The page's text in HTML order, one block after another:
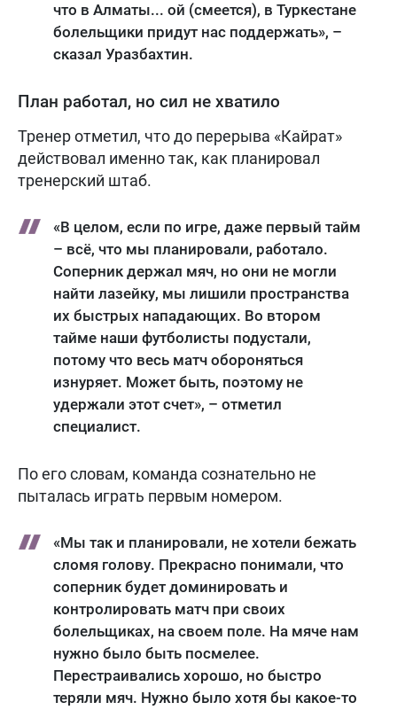
что в Алматы... ой (смеется), в Туркестане
болельщики придут нас поддержать», –
сказал Уразбахтин.
План работал, но сил не хватило
Тренер отметил, что до перерыва «Кайрат»
действовал именно так, как планировал
тренерский штаб.
«В целом, если по игре, даже первый тайм
– всё, что мы планировали, работало.
Соперник держал мяч, но они не могли
найти лазейку, мы лишили пространства
их быстрых нападающих. Во втором
тайме наши футболисты подустали,
потому что весь матч обороняться
изнуряет. Может быть, поэтому не
удержали этот счет», – отметил
специалист.
По его словам, команда сознательно не
пыталась играть первым номером.
«Мы так и планировали, не хотели бежать
сломя голову. Прекрасно понимали, что
соперник будет доминировать и
контролировать матч при своих
болельщиках, на своем поле. На мяче нам
нужно было быть посмелее.
Перестраивались хорошо, но быстро
теряли мяч. Нужно было хотя бы какое-то